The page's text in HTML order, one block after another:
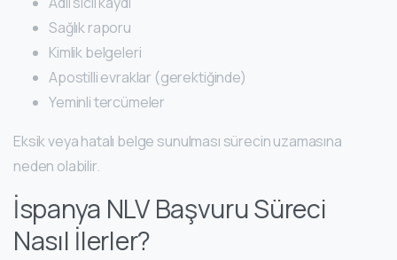
Sağlık raporu
Kimlik belgeleri
Apostilli evraklar (gerektiğinde)
Yeminli tercümeler
Eksik veya hatalı belge sunulması sürecin uzamasına
neden olabilir.
İspanya NLV Başvuru Süreci
Nasıl İlerler?